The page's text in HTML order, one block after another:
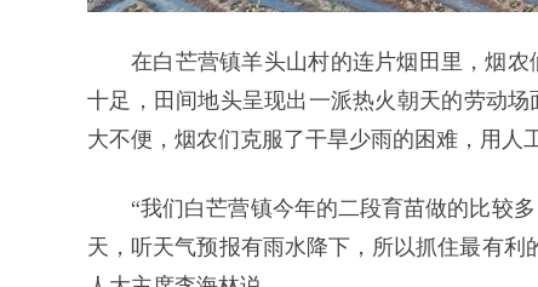
在白芒营镇羊头山村的连片烟田里，烟
十足，田间地头呈现出一派热火朝天的劳动
大不便，烟农们克服了干旱少雨的困难，用人
“我们白芒营镇今年的二段育苗做的比较
天，听天气预报有雨水降下，所以抓住最有